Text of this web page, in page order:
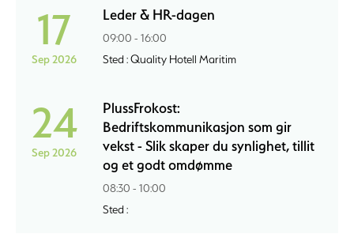
17
Sep 2026
Leder & HR-dagen
09:00 - 16:00
Sted : Quality Hotell Maritim
24
Sep 2026
PlussFrokost:
Bedriftskommunikasjon som gir
vekst - Slik skaper du synlighet, tillit
og et godt omdømme
08:30 - 10:00
Sted :